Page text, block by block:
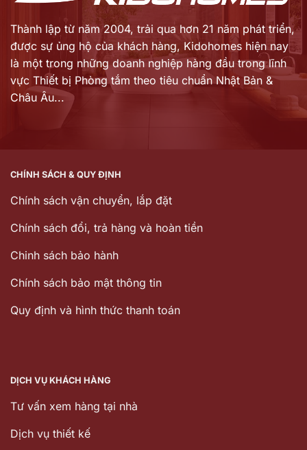
Thành lập từ năm 2004, trải qua hơn 21 năm phát triển,
được sự ủng hộ của khách hàng, Kidohomes hiện nay
là một trong những doanh nghiệp hàng đầu trong lĩnh
vực Thiết bị Phòng tắm theo tiêu chuẩn Nhật Bản &
Châu Âu...
CHÍNH SÁCH & QUY ĐỊNH
Chính sách vận chuyển, lắp đặt
Chính sách đổi, trả hàng và hoàn tiền
Chinh sách bảo hành
Chính sách bảo mật thông tin
Quy định và hình thức thanh toán
DỊCH VỤ KHÁCH HÀNG
Tư vấn xem hàng tại nhà
Dịch vụ thiết kế